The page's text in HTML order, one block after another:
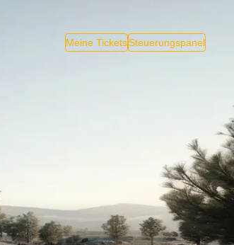
Meine TicketsSteuerungspanel